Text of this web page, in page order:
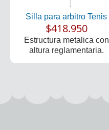
Silla para arbitro Tenis
$418.950
Estructura metalica con
altura reglamentaria.